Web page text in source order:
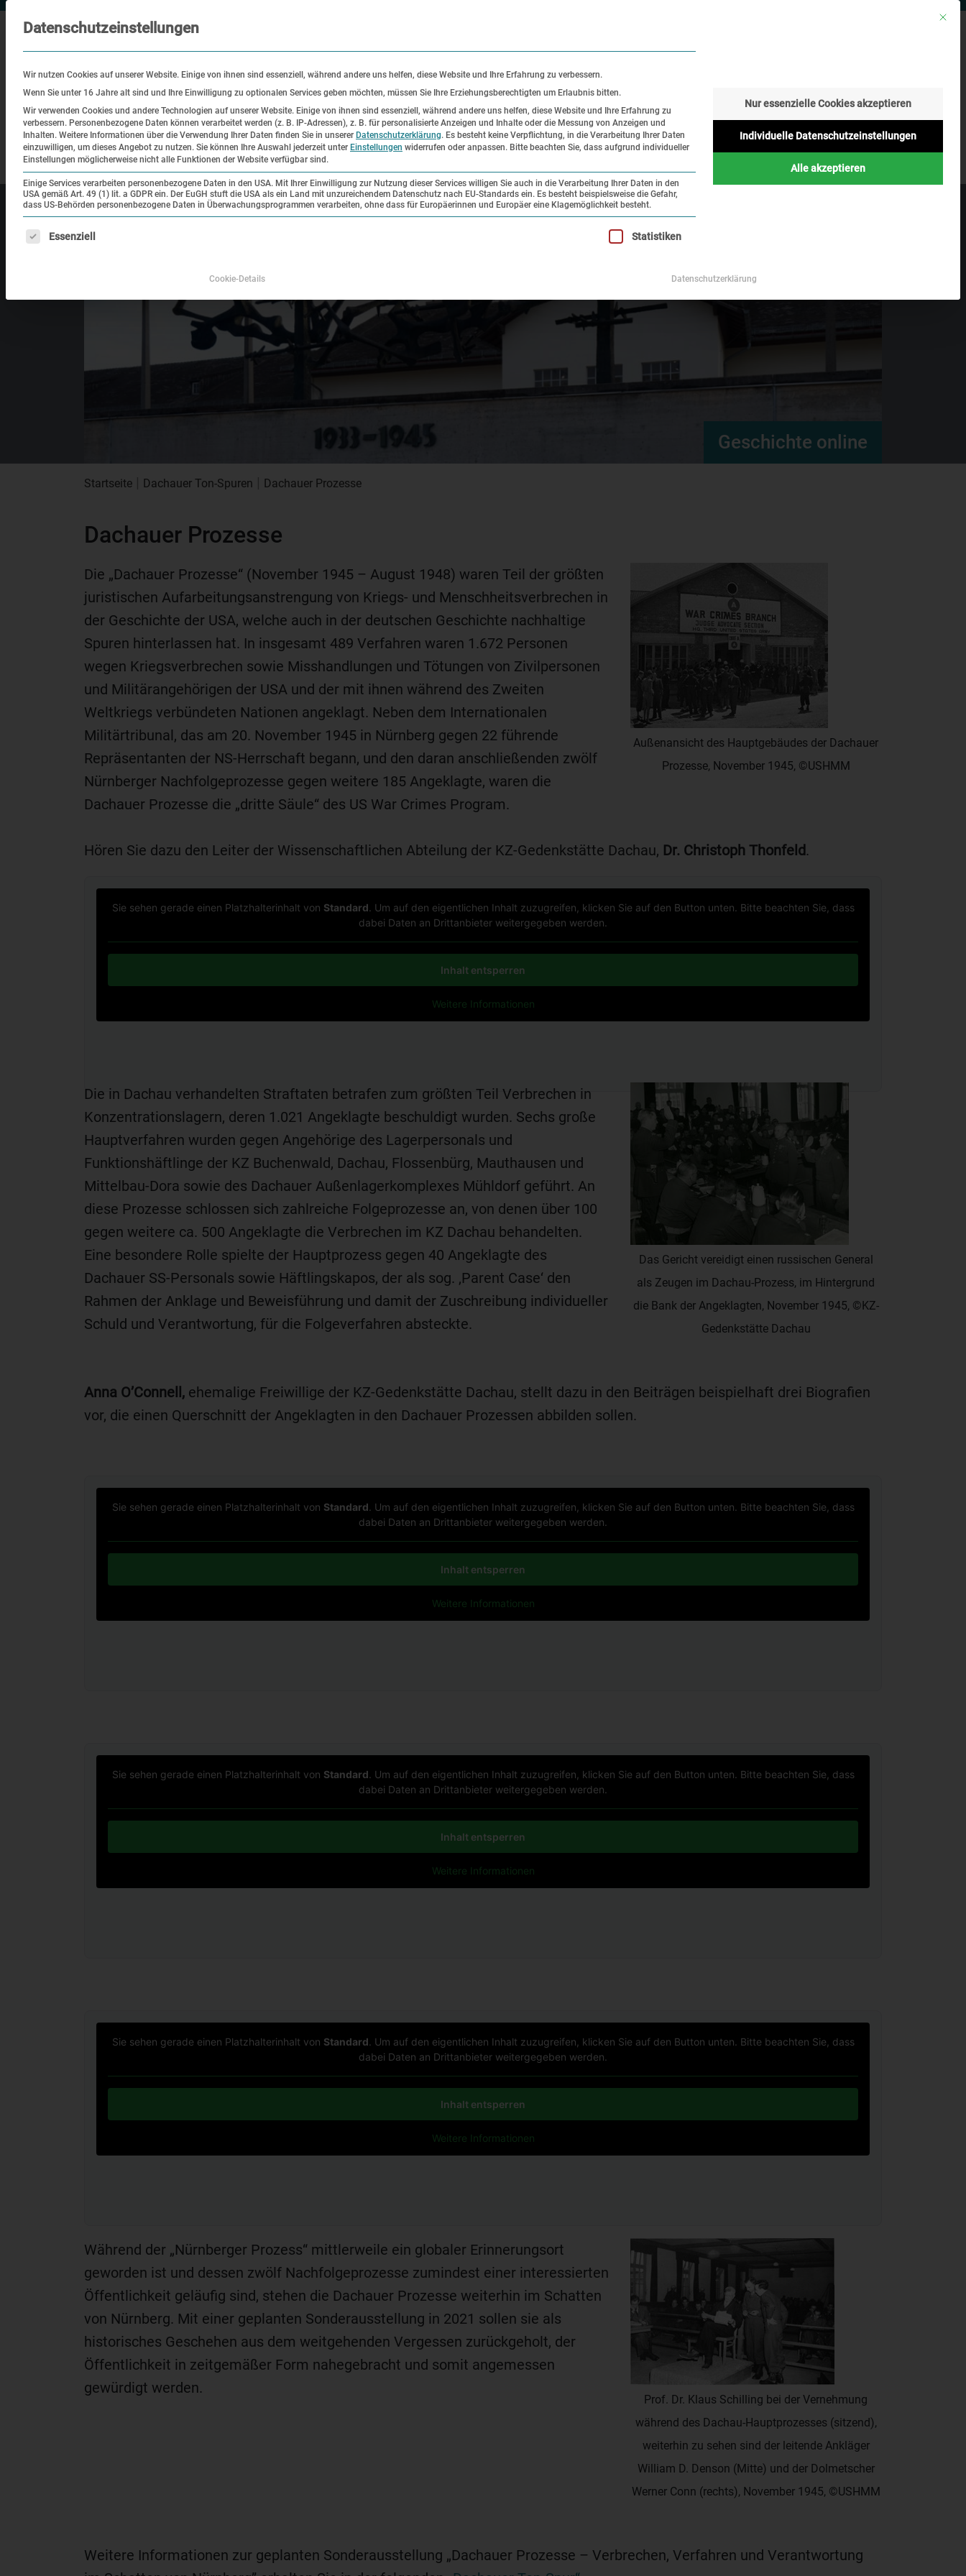
Besuch Bildung
Historischer
Ort
Ausstellungen
Forschung und
Sammlung
Geschichte
Online
Aktuelles
Geschichte online
Startseite Dachauer Ton-Spuren Dachauer Prozesse
Dachauer Prozesse
Die „Dachauer Prozesse“ (November 1945 – August 1948) waren Teil der größten
juristischen Aufarbeitungsanstrengung von Kriegs- und Menschheitsverbrechen in
der Geschichte der USA, welche auch in der deutschen Geschichte nachhaltige
Spuren hinterlassen hat. In insgesamt 489 Verfahren waren 1.672 Personen
wegen Kriegsverbrechen sowie Misshandlungen und Tötungen von Zivilpersonen
und Militärangehörigen der USA und der mit ihnen während des Zweiten
Weltkriegs verbündeten Nationen angeklagt. Neben dem Internationalen
Militärtribunal, das am 20. November 1945 in Nürnberg gegen 22 führende
Repräsentanten der NS-Herrschaft begann, und den daran anschließenden zwölf
Nürnberger Nachfolgeprozesse gegen weitere 185 Angeklagte, waren die
Dachauer Prozesse die „dritte Säule“ des US War Crimes Program.
Außenansicht des Hauptgebäudes der Dachauer
Prozesse, November 1945, ©USHMM
Hören Sie dazu den Leiter der Wissenschaftlichen Abteilung der KZ-Gedenkstätte Dachau, Dr. Christoph Thonfeld .
Sie sehen gerade einen Platzhalterinhalt von Standard. Um auf den eigentlichen Inhalt zuzugreifen, klicken Sie auf den Button unten. Bitte beachten Sie, dass
dabei Daten an Drittanbieter weitergegeben werden.
Inhalt entsperren
Weitere Informationen
Die in Dachau verhandelten Straftaten betrafen zum größten Teil Verbrechen in
Konzentrationslagern, deren 1.021 Angeklagte beschuldigt wurden. Sechs große
Hauptverfahren wurden gegen Angehörige des Lagerpersonals und
Funktionshäftlinge der KZ Buchenwald, Dachau, Flossenbürg, Mauthausen und
Mittelbau-Dora sowie des Dachauer Außenlagerkomplexes Mühldorf geführt. An
diese Prozesse schlossen sich zahlreiche Folgeprozesse an, von denen über 100
gegen weitere ca. 500 Angeklagte die Verbrechen im KZ Dachau behandelten.
Eine besondere Rolle spielte der Hauptprozess gegen 40 Angeklagte des
Dachauer SS-Personals sowie Häftlingskapos, der als sog. ‚Parent Case‘ den
Rahmen der Anklage und Beweisführung und damit der Zuschreibung individueller
Schuld und Verantwortung, für die Folgeverfahren absteckte.
Das Gericht vereidigt einen russischen General
als Zeugen im Dachau-Prozess, im Hintergrund
die Bank der Angeklagten, November 1945, ©KZ-
Gedenkstätte Dachau
Anna O’Connell, ehemalige Freiwillige der KZ-Gedenkstätte Dachau, stellt dazu in den Beiträgen beispielhaft drei Biografien
vor, die einen Querschnitt der Angeklagten in den Dachauer Prozessen abbilden sollen.
Sie sehen gerade einen Platzhalterinhalt von Standard. Um auf den eigentlichen Inhalt zuzugreifen, klicken Sie auf den Button unten. Bitte beachten Sie, dass
dabei Daten an Drittanbieter weitergegeben werden.
Inhalt entsperren
Weitere Informationen
Sie sehen gerade einen Platzhalterinhalt von Standard. Um auf den eigentlichen Inhalt zuzugreifen, klicken Sie auf den Button unten. Bitte beachten Sie, dass
dabei Daten an Drittanbieter weitergegeben werden.
Inhalt entsperren
Weitere Informationen
Sie sehen gerade einen Platzhalterinhalt von Standard. Um auf den eigentlichen Inhalt zuzugreifen, klicken Sie auf den Button unten. Bitte beachten Sie, dass
dabei Daten an Drittanbieter weitergegeben werden.
Inhalt entsperren
Weitere Informationen
Während der „Nürnberger Prozess“ mittlerweile ein globaler Erinnerungsort
geworden ist und dessen zwölf Nachfolgeprozesse zumindest einer interessierten
Öffentlichkeit geläufig sind, stehen die Dachauer Prozesse weiterhin im Schatten
von Nürnberg. Mit einer geplanten Sonderausstellung in 2021 sollen sie als
historisches Geschehen aus dem weitgehenden Vergessen zurückgeholt, der
Öffentlichkeit in zeitgemäßer Form nahegebracht und somit angemessen
gewürdigt werden.
Prof. Dr. Klaus Schilling bei der Vernehmung
während des Dachau-Hauptprozesses (sitzend),
weiterhin zu sehen sind der leitende Ankläger
William D. Denson (Mitte) und der Dolmetscher
Werner Conn (rechts), November 1945, ©USHMM
Weitere Informationen zur geplanten Sonderausstellung „Dachauer Prozesse – Verbrechen, Verfahren und Verantwortung
Mit
Datenschutzeinstellungen
Wir nutzen Cookies auf unserer Website. Einige von ihnen sind essenziell, während andere uns helfen, diese Website und Ihre Erfahrung zu verbessern.
Wenn Sie unter 16 Jahre alt sind und Ihre Einwilligung zu optionalen Services geben möchten, müssen Sie Ihre Erziehungsberechtigten um Erlaubnis bitten.
Wir verwenden Cookies und andere Technologien auf unserer Website. Einige von ihnen sind essenziell, während andere uns helfen, diese Website und Ihre Erfahrung zu
verbessern. Personenbezogene Daten können verarbeitet werden (z. B. IP-Adressen), z. B. für personalisierte Anzeigen und Inhalte oder die Messung von Anzeigen und
Inhalten. Weitere Informationen über die Verwendung Ihrer Daten finden Sie in unserer Datenschutzerklärung. Es besteht keine Verpflichtung, in die Verarbeitung Ihrer Daten
einzuwilligen, um dieses Angebot zu nutzen. Sie können Ihre Auswahl jederzeit unter Einstellungen widerrufen oder anpassen. Bitte beachten Sie, dass aufgrund individueller
Einstellungen möglicherweise nicht alle Funktionen der Website verfügbar sind.
Einige Services verarbeiten personenbezogene Daten in den USA. Mit Ihrer Einwilligung zur Nutzung dieser Services willigen Sie auch in die Verarbeitung Ihrer Daten in den
USA gemäß Art. 49 (1) lit. a GDPR ein. Der EuGH stuft die USA als ein Land mit unzureichendem Datenschutz nach EU-Standards ein. Es besteht beispielsweise die Gefahr,
dass US-Behörden personenbezogene Daten in Überwachungsprogrammen verarbeiten, ohne dass für Europäerinnen und Europäer eine Klagemöglichkeit besteht.
Es folgt eine Liste der Service-Gruppen, für die eine Einwilligung erteilt werden kann. Die erste Service-Gruppe ist essenziell und kann nicht abgewählt werden.
Essenziell Statistiken
Nur essenzielle Cookies akzeptieren
Individuelle Datenschutzeinstellungen
Alle akzeptieren
Cookie-Details Datenschutzerklärung